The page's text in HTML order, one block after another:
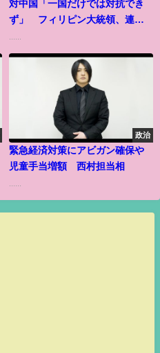
対中国「一国だけでは対抗でき
ず」 フィリピン大統領、連帯
政治
緊急経済対策にアビガン確保や
児童手当増額 西村担当相